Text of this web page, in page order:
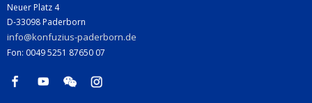
Neuer Platz 4
D-33098 Paderborn
info@konfuzius-paderborn.de
Fon: 0049 5251 87650 07